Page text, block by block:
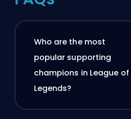
Who are the most
popular supporting
champions in League of
Legends?